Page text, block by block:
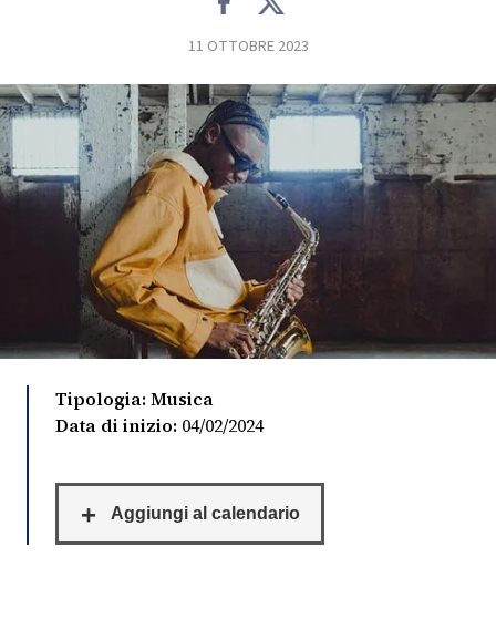
NEWS
FOTO
CONCORSI
EVENTI
VIDEO
PRINCIPATO
11 OTTOBRE 2023
Tipologia: Musica
Data di inizio: 04/02/2024